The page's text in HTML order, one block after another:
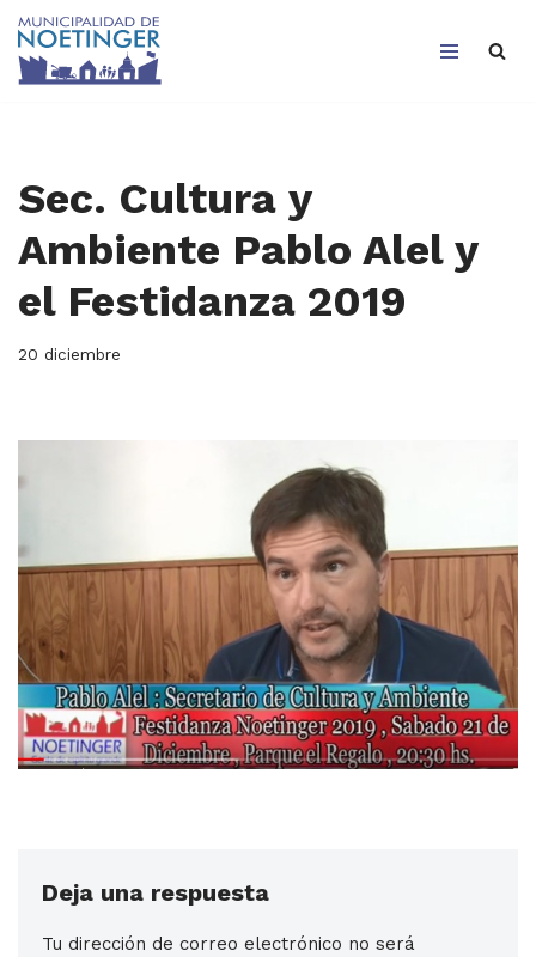
Saltar
Sec. Cultura y
Ambiente Pablo Alel y
el Festidanza 2019
20 diciembre
Deja una respuesta
Tu dirección de correo electrónico no será